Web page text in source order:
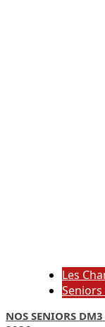
Les
Seniors
NOS SENIORS